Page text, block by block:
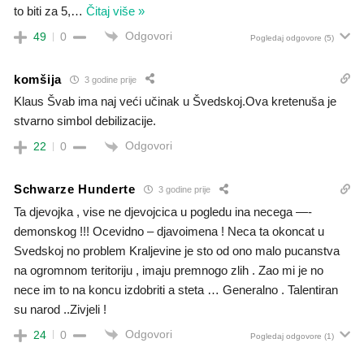
to biti za 5,… Čitaj više »
49 0 Odgovori Pogledaj odgovore (5)
komšija 3 godine prije
Klaus Švab ima naj veći učinak u Švedskoj.Ova kretenuša je
stvarno simbol debilizacije.
22 0 Odgovori
Schwarze Hunderte 3 godine prije
Ta djevojka , vise ne djevojcica u pogledu ina necega —-
demonskog !!! Ocevidno – djavoimena ! Neca ta okoncat u
Svedskoj no problem Kraljevine je sto od ono malo pucanstva
na ogromnom teritoriju , imaju premnogo zlih . Zao mi je no
nece im to na koncu izdobriti a steta … Generalno . Talentiran
su narod ..Zivjeli !
24 0 Odgovori Pogledaj odgovore (1)